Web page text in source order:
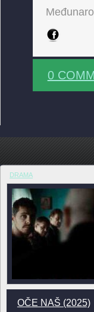
0
DRAMA
OČE NAŠ (2025)